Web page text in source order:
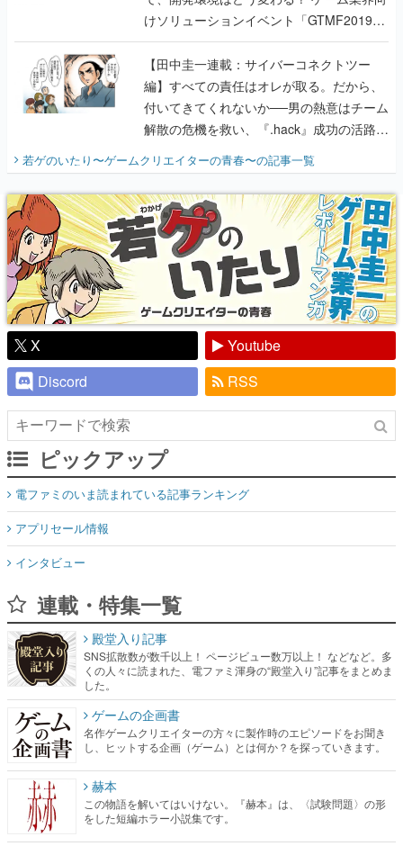
けソリューションイベント「GTMF2019」
に行って、より理解を深めよう【PR】
【田中圭一連載：サイバーコネクトツー
編】すべての責任はオレが取る。だから、
付いてきてくれないか──男の熱意はチーム
解散の危機を救い、『.hack』成功の活路を
『少年ジャンプ』色だった【若ゲのいた
り】
若ゲのいたり〜ゲームクリエイターの青春〜の記事一覧
X
Youtube
Discord
RSS
ピックアップ
電ファミのいま読まれている記事ランキング
アプリセール情報
インタビュー
連載・特集一覧
殿堂入り記事
SNS拡散数が数千以上！ ページビュー数万以上！ などなど。多
くの人々に読まれた、電ファミ渾身の“殿堂入り”記事をまとめま
した。
ゲームの企画書
名作ゲームクリエイターの方々に製作時のエピソードをお聞き
し、ヒットする企画（ゲーム）とは何か？を探っていきます。
赫本
この物語を解いてはいけない。『赫本』は、〈試験問題〉の形
をした短編ホラー小説集です。